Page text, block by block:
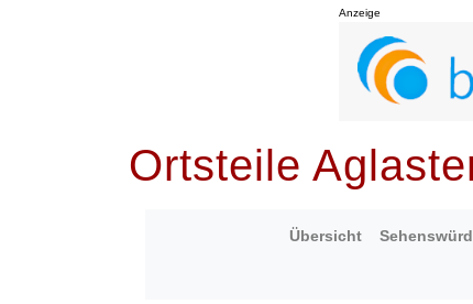
Anzeige
Ortsteile
Übersicht